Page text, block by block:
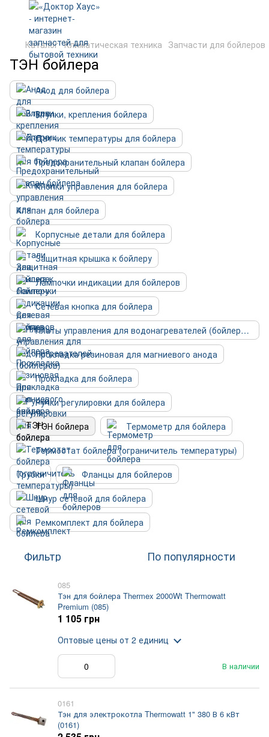
Каталог Климатическая техника Запчасти для бойлеров
ТЭН бойлера
Анод для бойлера
Втулки, крепления бойлера
Датчик температуры для бойлера
Предохранительный клапан бойлера
Кнопки управления для бойлера
Клапан для бойлера
Корпусные детали для бойлера
Защитная крышка к бойлеру
Лампочки индикации для бойлеров
Сетевая кнопка для бойлера
Платы управления для водонагревателей (бойлеров)
Прокладка резиновая для магниевого анода
Прокладка для бойлера
Ручки регулировки для бойлера
ТЭН бойлера
Термометр для бойлера
Термостат бойлера (ограничитель температуры)
Трубки
Фланцы для бойлеров
Шнур сетевой для бойлера
Ремкомплект для бойлера
Фильтр По популярности
085
Тэн для бойлера Thermex 2000Wt Thermowatt
Premium (085)
В наличии
1 105 грн
Оптовые цены от 2 единиц
0161
Тэн для электрокотла Thermowatt 1" 380 В 6 кВт
(0161)